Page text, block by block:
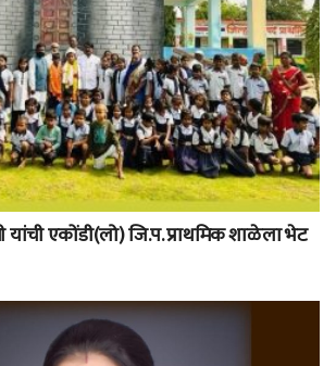
यांची एकोंडी(लो) जि.प. प्राथमिक शाळेला भेट